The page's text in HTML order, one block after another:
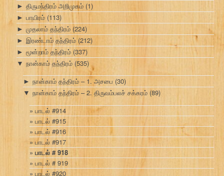
► திருமந்திரம் அறிமுகம் (1)
► பாயிரம் (113)
► முதலாம் தந்திரம் (224)
► இரண்டாம் தந்திரம் (212)
► மூன்றாம் தந்திரம் (337)
▼ நான்காம் தந்திரம் (535)
► நான்காம் தந்திரம் – 1. அசபை (30)
▼ நான்காம் தந்திரம் – 2. திருவம்பலச் சக்கரம் (89)
பாடல் #914
பாடல் #915
பாடல் #916
பாடல் #917
பாடல் # 918
பாடல் # 919
பாடல் #920